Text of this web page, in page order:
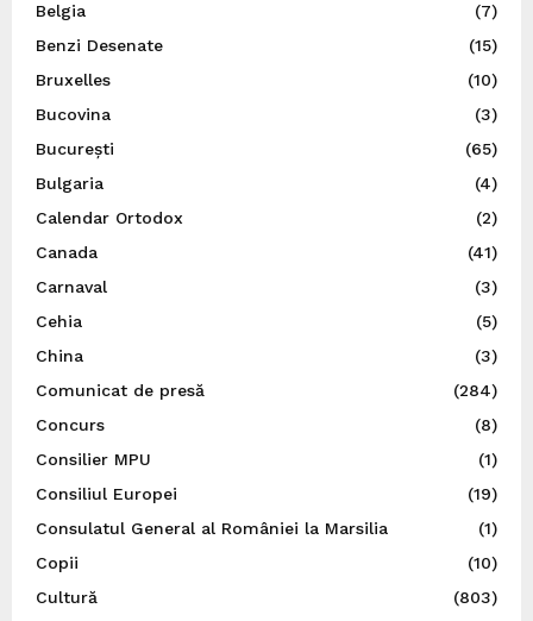
Belgia
(7)
Benzi Desenate
(15)
Bruxelles
(10)
Bucovina
(3)
București
(65)
Bulgaria
(4)
Calendar Ortodox
(2)
Canada
(41)
Carnaval
(3)
Cehia
(5)
China
(3)
Comunicat de presă
(284)
Concurs
(8)
Consilier MPU
(1)
Consiliul Europei
(19)
Consulatul General al României la Marsilia
(1)
Copii
(10)
Cultură
(803)